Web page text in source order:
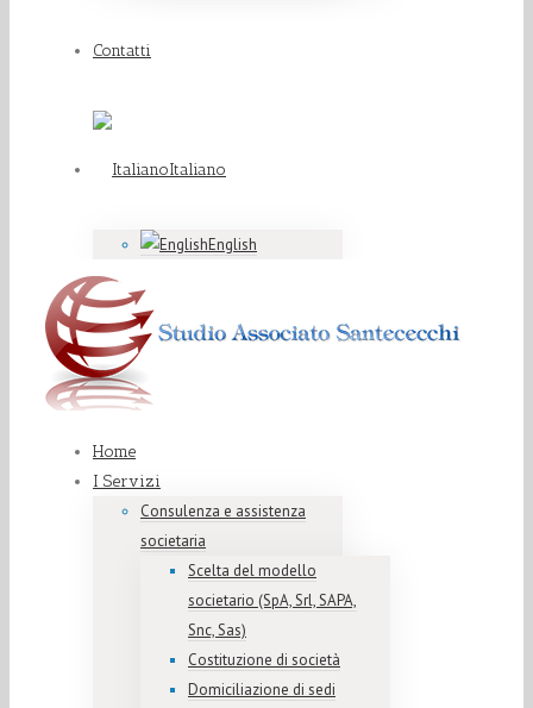
Contatti
Italiano
English
Home
I Servizi
Consulenza e assistenza
societaria
Scelta del modello
societario (SpA, Srl, SAPA,
Snc, Sas)
Costituzione di società
Domiciliazione di sedi